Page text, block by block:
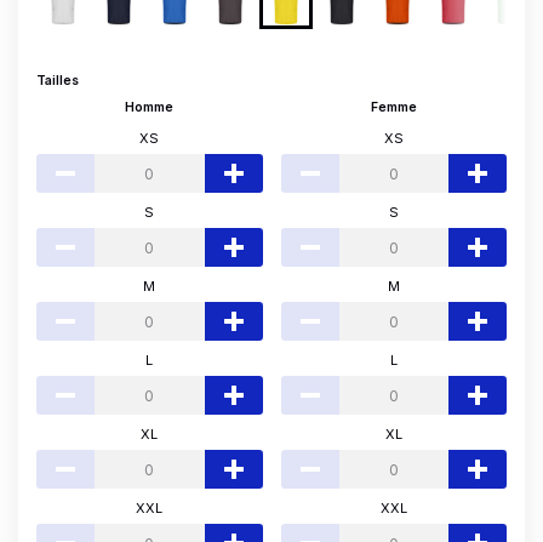
Tailles
Homme
XS
S
M
L
XL
XXL
Femme
XS
S
M
L
XL
XXL